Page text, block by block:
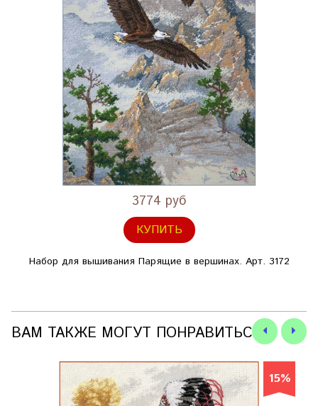
3774 руб
КУПИТЬ
Набор для вышивания Парящие в вершинах. Арт. 3172
ВАМ ТАКЖЕ МОГУТ ПОНРАВИТЬСЯ
15%